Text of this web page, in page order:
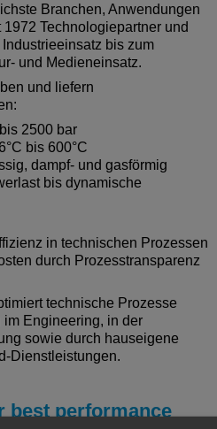
Branchen, Anwendungen
Technologiepartner und
bis zum
und Medieneinsatz.
und liefern
2500 bar
bis 600°C
dampf- und gasförmig
bis dynamische
in technischen Prozessen
durch Prozesstransparenz
technische Prozesse
Engineering, in der
sowie durch hauseigene
Dienstleistungen.
best performance